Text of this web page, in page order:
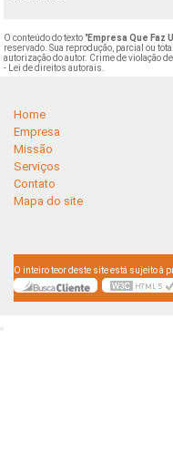
O conteúdo do texto "Empresa Que Faz
reservado. Sua reprodução, parcial ou
autorização do autor. Crime de violação
- Lei de direitos autorais
Home
Empresa
Missão
Serviços
Contato
Mapa do site
O inteiro teor deste site está sujeito à